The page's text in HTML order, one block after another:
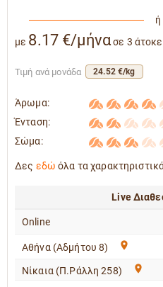
ή
με 8.17 €/μήνασε 3
Τιμή ανά μονάδα 24.52 €/kg
Άρωμα:
Ένταση:
Σώμα:
Δες εδώ όλα τα
Live
Online
Αθήνα (Αδμήτου 8)
Νίκαια (Π.Ράλλη 258)